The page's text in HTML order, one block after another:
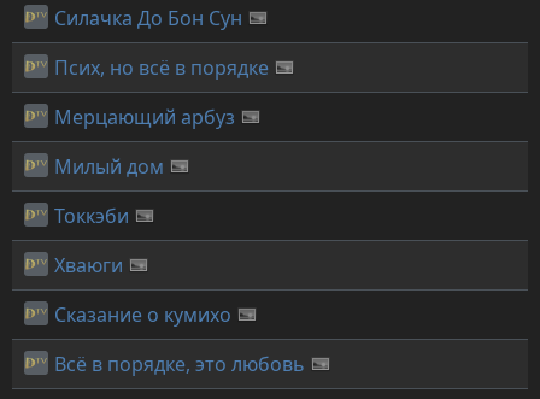
Силачка До Бон Сун
Псих, но всё в порядке
Мерцающий арбуз
Милый дом
Токкэби
Хваюги
Сказание о кумихо
Всё в порядке, это любовь